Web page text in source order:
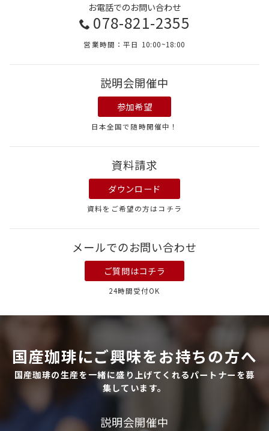
り
お電話でのお問い合わせ
078-821-2355
営業時間：平日 10:00~18:00
説明会開催中
参加希望
日本全国で随時開催中！
資料請求
ダウンロード
資料をご希望の方はコチラ
メールでのお問い合わせ
ご質問はコチラ
24時間受付OK
国産珈琲にご興味をお持ちの方へ
国産珈琲の生産を一緒に盛り上げてくれるパートナーを募
集しています。
説明会開催中